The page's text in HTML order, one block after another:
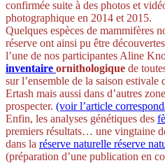
confirmée suite à des photos et
photographique en 2014 et 2015.
Quelques espèces de mammifères
réserve ont ainsi pu être
l’une de nos participantes Aline
inventaire ornithologique de
sur l’ensemble de la saison estivale
Ertash mais aussi dans d’autres
prospecter. (voir l’article
Enfin, les analyses génétiques des
premiers résultats… une vingtaine
dans la réserve naturelle réserve
(préparation d’une publication en